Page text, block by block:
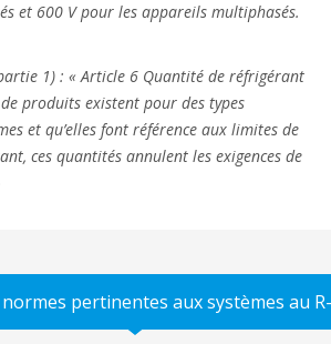
et 600 V pour les appareils multiphasés.
1) : « Article 6 Quantité de réfrigérant
produits existent pour des types
et qu’elles font référence aux limites de
ces quantités annulent les exigences de
pertinentes aux systèmes au